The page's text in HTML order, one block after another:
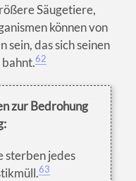
Säugetiere,
können von
das sich seinen
62
zur Bedrohung
sterben jedes
63